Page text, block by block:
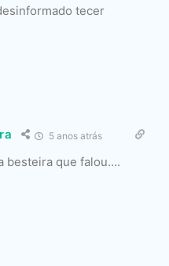
tecer
5 anos atrás
besteira que falou….